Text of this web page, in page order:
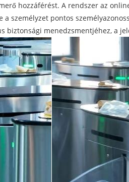
hozzáférést. A rendszer az
személyzet pontos
menedzsmentjéhez, a